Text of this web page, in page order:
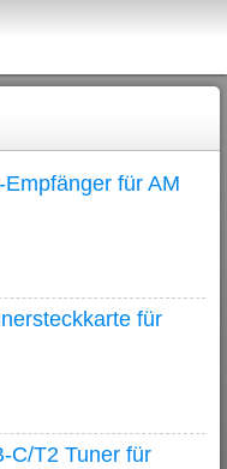
für AM
für
C/T2 Tuner für